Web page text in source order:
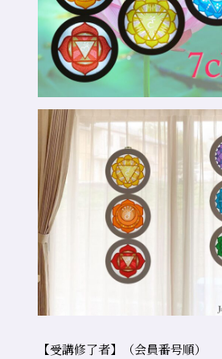
【受講修了者】（会員番号順）